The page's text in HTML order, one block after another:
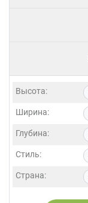
Высота:
Ширина:
Глубина:
Стиль:
Страна: